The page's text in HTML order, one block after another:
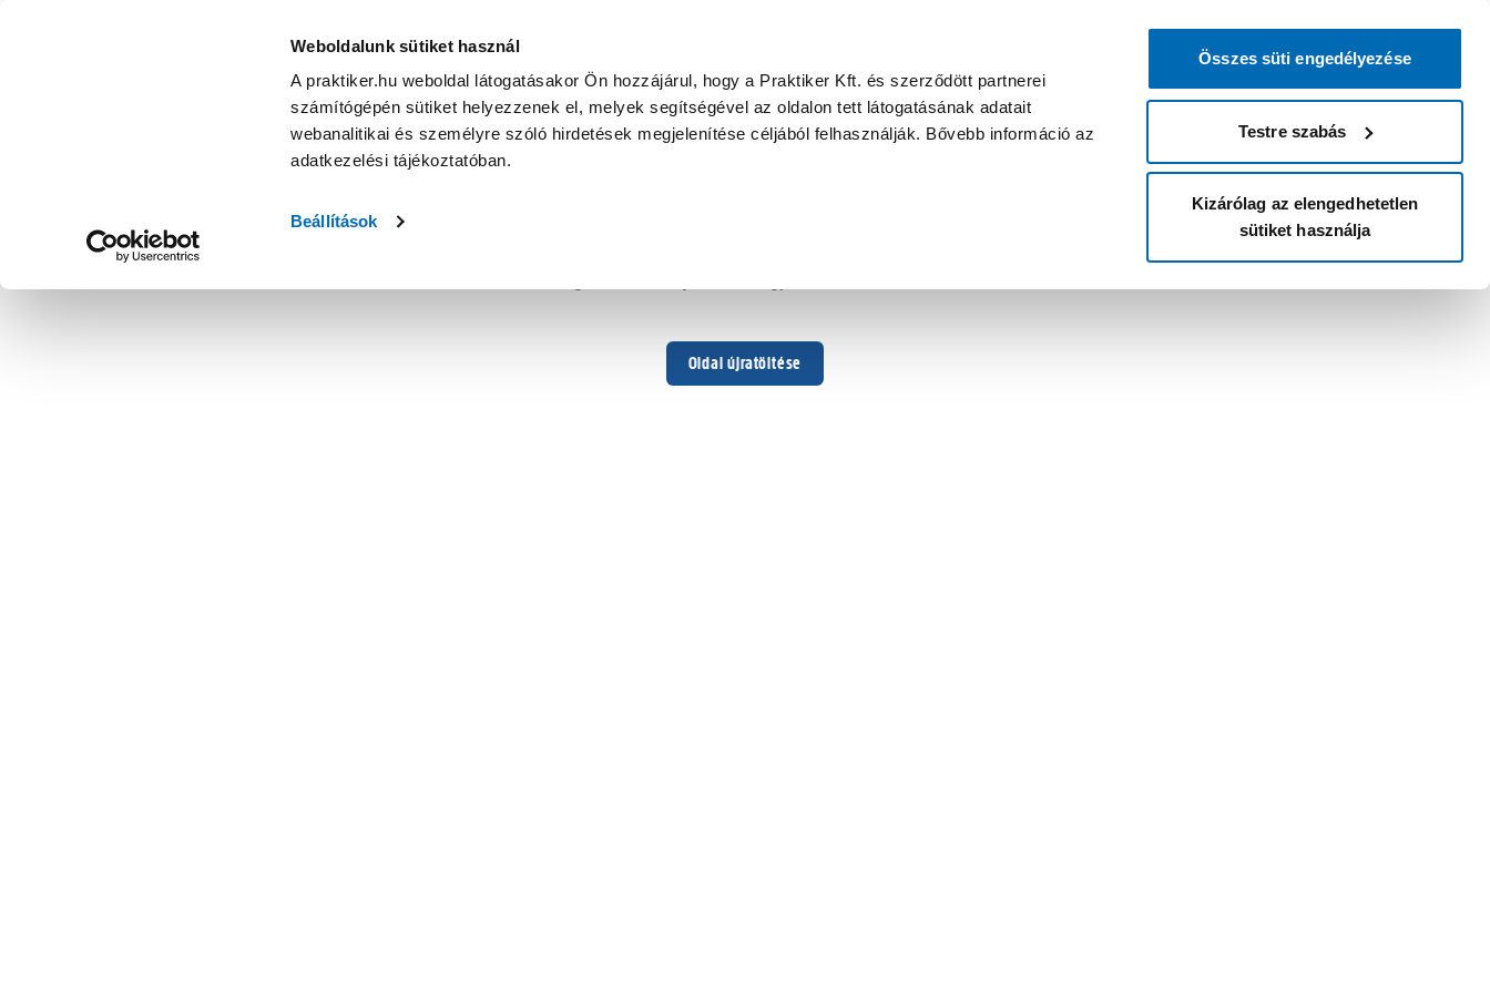
Weboldalunk sütiket használ
A praktiker.hu weboldal látogatásakor Ön hozzájárul, hogy a Praktiker Kft. és szerződött partnerei
számítógépén sütiket helyezzenek el, melyek segítségével az oldalon tett látogatásának adatait
webanalitikai és személyre szóló hirdetések megjelenítése céljából felhasználják. Bővebb információ az
adatkezelési tájékoztatóban.
Beállítások
Összes süti engedélyezése
Testre szabás
Kizárólag az elengedhetetlen
sütiket használja
Oldal újratöltése